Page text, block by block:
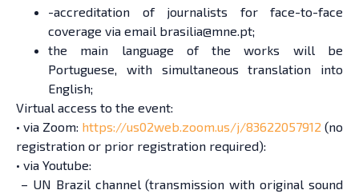
-accreditation of journalists for face-to-face
coverage via email brasilia@mne.pt;
the main language of the works will be
Portuguese, with simultaneous translation into
English;
Virtual access to the event:
• via Zoom: https://us02web.zoom.us/j/83622057912 (no
registration or prior registration required):
• via Youtube:
– UN Brazil channel (transmission with original sound